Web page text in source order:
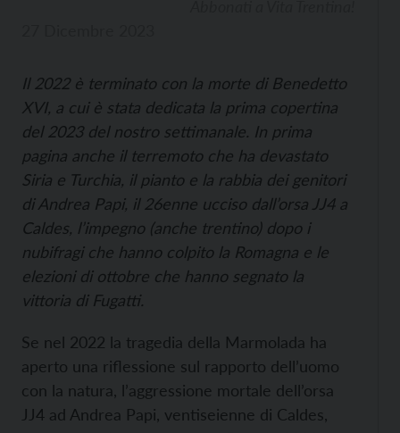
Il 2022 è terminato con la morte di Benedetto
XVI, a cui è stata dedicata la prima copertina
del 2023 del nostro settimanale. In prima
pagina anche il terremoto che ha devastato
Siria e Turchia, il pianto e la rabbia dei genitori
di Andrea Papi, il 26enne ucciso dall’orsa JJ4 a
Caldes, l’impegno (anche trentino) dopo i
nubifragi che hanno colpito la Romagna e le
elezioni di ottobre che hanno segnato la
vittoria di Fugatti.
Se nel 2022 la tragedia della Marmolada ha
aperto una riflessione sul rapporto dell’uomo
con la natura, l’aggressione mortale dell’orsa
JJ4 ad Andrea Papi, ventiseienne di Caldes,